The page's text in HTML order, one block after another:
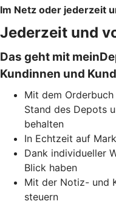
Im Netz oder jederzeit
Jederzeit und
Das geht mit
Kundinnen und
Mit dem
Stand des Depots
behalten
In Echtzeit auf
Dank individueller
Blick haben
Mit der Notiz- und
steuern